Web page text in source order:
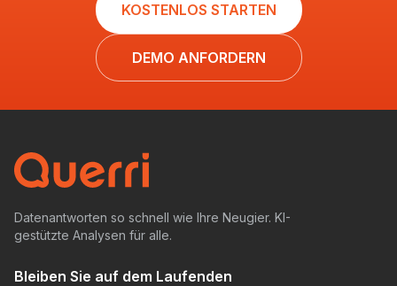
KOSTENLOS STARTEN
DEMO ANFORDERN
Datenantworten so schnell wie Ihre Neugier. KI-
gestützte Analysen für alle.
Bleiben Sie auf dem Laufenden